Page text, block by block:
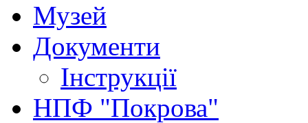
Музей
Документи
Інструкції
НПФ "Покрова"